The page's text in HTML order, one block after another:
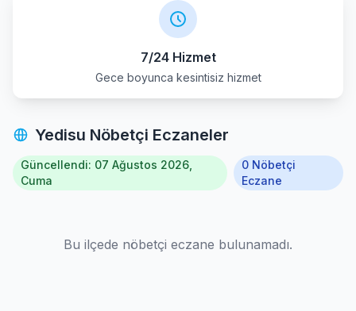
7/24 Hizmet
Gece boyunca kesintisiz hizmet
Yedisu Nöbetçi Eczaneler
Güncellendi: 07 Ağustos 2026,
Cuma
0 Nöbetçi
Eczane
Bu ilçede nöbetçi eczane bulunamadı.